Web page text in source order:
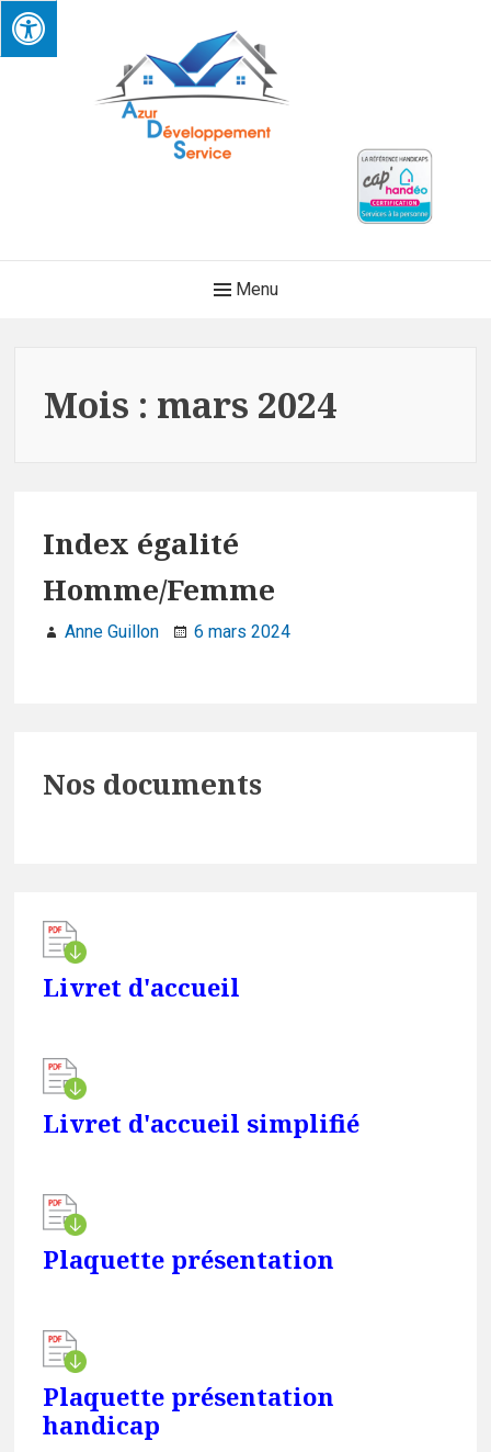
Skip
to
AZUR DEVELOPPEMENT
SERVICE
Menu
Mois : mars 2024
Index égalité
Homme/Femme
Anne Guillon 6 mars 2024
Sidebar
Nos documents
Livret d'accueil
Livret d'accueil simplifié
Plaquette présentation
Plaquette présentation
handicap